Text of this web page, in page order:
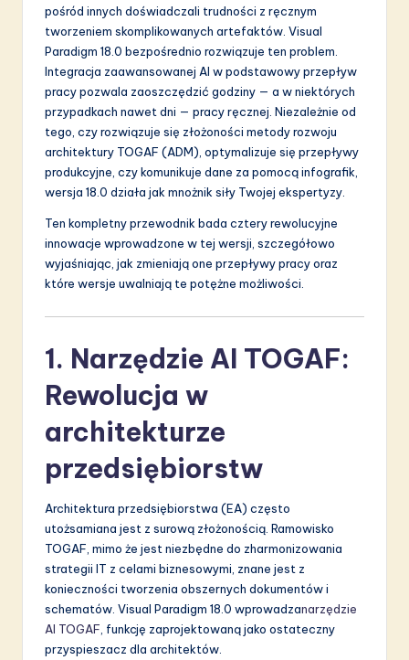
ti
o
pośród innych doświadczali trudności z ręcznym
tworzeniem skomplikowanych artefaktów. Visual
Paradigm 18.0 bezpośrednio rozwiązuje ten problem.
Integracja zaawansowanej AI w podstawowy przepływ
pracy pozwala zaoszczędzić godziny — a w niektórych
przypadkach nawet dni — pracy ręcznej. Niezależnie od
tego, czy rozwiązuje się złożoności metody rozwoju
architektury TOGAF (ADM), optymalizuje się przepływy
produkcyjne, czy komunikuje dane za pomocą infografik,
wersja 18.0 działa jak mnożnik siły Twojej ekspertyzy.
Ten kompletny przewodnik bada cztery rewolucyjne
innowacje wprowadzone w tej wersji, szczegółowo
wyjaśniając, jak zmieniają one przepływy pracy oraz
które wersje uwalniają te potężne możliwości.
1. Narzędzie AI TOGAF:
Rewolucja w
architekturze
przedsiębiorstw
Architektura przedsiębiorstwa (EA) często
utożsamiana jest z surową złożonością. Ramowisko
TOGAF, mimo że jest niezbędne do zharmonizowania
strategii IT z celami biznesowymi, znane jest z
konieczności tworzenia obszernych dokumentów i
schematów. Visual Paradigm 18.0 wprowadzanarzędzie
AI TOGAF , funkcję zaprojektowaną jako ostateczny
przyspieszacz dla architektów.